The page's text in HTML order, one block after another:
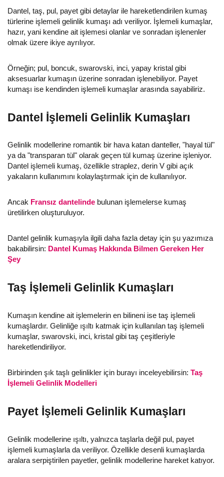
Dantel, taş, pul, payet gibi detaylar ile hareketlendirilen kumaş
türlerine işlemeli gelinlik kumaşı adı veriliyor. İşlemeli kumaşlar,
hazır, yani kendine ait işlemesi olanlar ve sonradan işlenenler
olmak üzere ikiye ayrılıyor.
Örneğin; pul, boncuk, swarovski, inci, yapay kristal gibi
aksesuarlar kumaşın üzerine sonradan işlenebiliyor. Payet
kumaşı ise kendinden işlemeli kumaşlar arasında sayabiliriz.
Dantel İşlemeli Gelinlik Kumaşları
Gelinlik modellerine romantik bir hava katan danteller, "hayal tül"
ya da "transparan tül" olarak geçen tül kumaş üzerine işleniyor.
Dantel işlemeli kumaş, özellikle straplez, derin V gibi açık
yakaların kullanımını kolaylaştırmak için de kullanılıyor.
Ancak Fransız dantelinde bulunan işlemelerse kumaş
üretilirken oluşturuluyor.
Dantel gelinlik kumaşıyla ilgili daha fazla detay için şu yazımıza
bakabilirsin: Dantel Kumaş Hakkında Bilmen Gereken Her
Şey
Taş İşlemeli Gelinlik Kumaşları
Kumaşın kendine ait işlemelerin en bilineni ise taş işlemeli
kumaşlardır. Gelinliğe ışıltı katmak için kullanılan taş işlemeli
kumaşlar, swarovski, inci, kristal gibi taş çeşitleriyle
hareketlendiriliyor.
Birbirinden şık taşlı gelinlikler için burayı inceleyebilirsin: Taş
İşlemeli Gelinlik Modelleri
Payet İşlemeli Gelinlik Kumaşları
Gelinlik modellerine ışıltı, yalnızca taşlarla değil pul, payet
işlemeli kumaşlarla da veriliyor. Özellikle desenli kumaşlarda
aralara serpiştirilen payetler, gelinlik modellerine hareket katıyor.